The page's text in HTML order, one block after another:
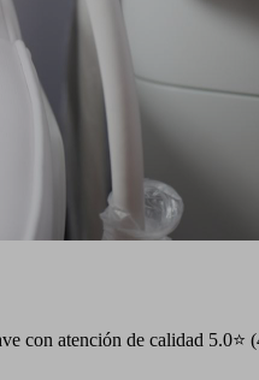
atención de calidad 5.0⭐